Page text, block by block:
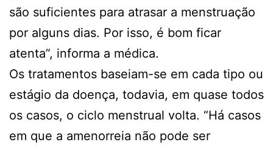
são suficientes para atrasar a menstruação
por alguns dias. Por isso, é bom ficar
atenta”, informa a médica.
Os tratamentos baseiam-se em cada tipo ou
estágio da doença, todavia, em quase todos
os casos, o ciclo menstrual volta. “Há casos
em que a amenorreia não pode ser